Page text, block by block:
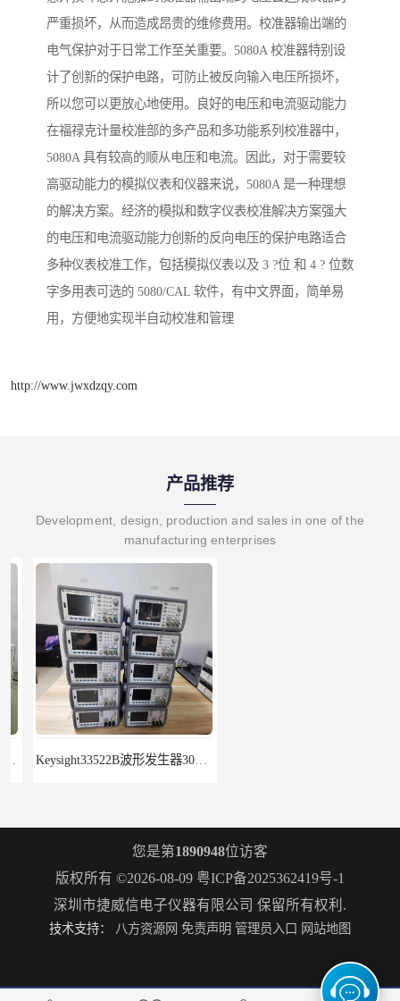
严重损坏，从而造成昂贵的维修费用。校准器输出端的
电气保护对于日常工作至关重要。5080A 校准器特别设
计了创新的保护电路，可防止被反向输入电压所损坏，
所以您可以更放心地使用。良好的电压和电流驱动能力
在福禄克计量校准部的多产品和多功能系列校准器中，
5080A 具有较高的顺从电压和电流。因此，对于需要较
高驱动能力的模拟仪表和仪器来说，5080A 是一种理想
的解决方案。经济的模拟和数字仪表校准解决方案强大
的电压和电流驱动能力创新的反向电压的保护电路适合
多种仪表校准工作，包括模拟仪表以及 3 ?位 和 4 ? 位数
字多用表可选的 5080/CAL 软件，有中文界面，简单易
用，方便地实现半自动校准和管理
http://www.jwxdzqy.com
产品推荐
Development, design, production and sales in one of the
manufacturing enterprises
Keysight33522B波形发生器30MHz2通道带ARB
吉时利Keithley2410 SMU源表Keithley2420 是德Keysight E5071C两端口8.5G租赁
您是第1890948位访客
版权所有 ©2026-08-09 粤ICP备2025362419号-1
深圳市捷威信电子仪器有限公司 保留所有权利.
技术支持： 八方资源网 免责声明 管理员入口 网站地图